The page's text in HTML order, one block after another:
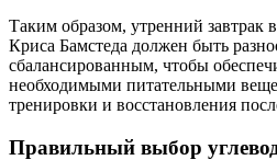
Таким образом, утренний завтрак
Криса Бамстеда должен быть
сбалансированным, чтобы
необходимыми питательными
тренировки и восстановления
Правильный выбор